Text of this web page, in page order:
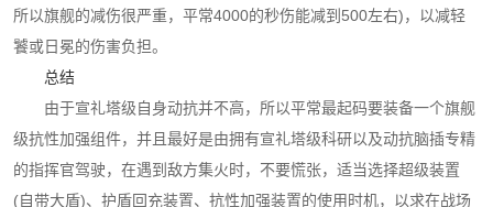
所以旗舰的减伤很严重，平常4000的秒伤能减到500左右)，以减轻
饕或日冕的伤害负担。
总结
由于宣礼塔级自身动抗并不高，所以平常最起码要装备一个旗舰
级抗性加强组件，并且最好是由拥有宣礼塔级科研以及动抗脑插专精
的指挥官驾驶，在遇到敌方集火时，不要慌张，适当选择超级装置
(自带大盾)、护盾回充装置、抗性加强装置的使用时机，以求在战场